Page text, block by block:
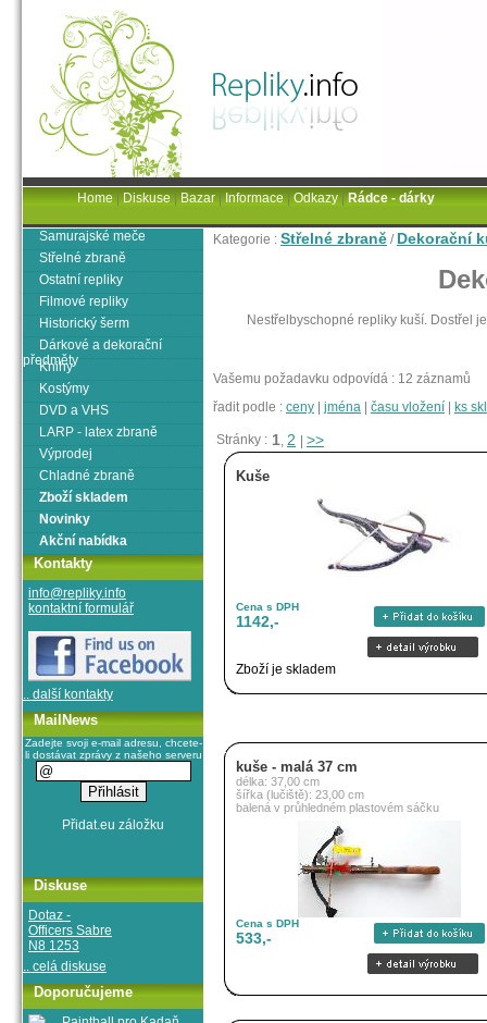
Kategorie : Střelné zbraně / Dekorační
Nestřelbyschopné repliky kuší. Dostřel
Vašemu požadavku odpovídá : 12 záznamů
řadit podle : ceny jména času vložení ks
Stránky : 1, 2 >>
Kuše
Cena s DPH
1142,-
Zboží je skladem
kuše - malá 37 cm
délka: 37,00 cm
šířka (lučiště): 23,00 cm
balená v průhledném plastovém sáčku
Cena s DPH
533,-
Samurajské meče
Střelné zbraně
Ostatní repliky
Filmové repliky
Historický šerm
Dárkové a dekorační
předměty
Knihy
Kostýmy
DVD a VHS
LARP - latex zbraně
Výprodej
Chladné zbraně
Zboží skladem
Novinky
Akční nabídka
Kontakty
info@repliky.info
kontaktní formulář
.. další kontakty
MailNews
Zadejte svoji e-mail adresu, chcete-
li dostávat zprávy z našeho serveru
Diskuse
Dotaz -
Officers Sabre
N8 1253
.. celá diskuse
Doporučujeme
Home|Diskuse|Bazar|Informace|Odkazy|Rádce - dárky